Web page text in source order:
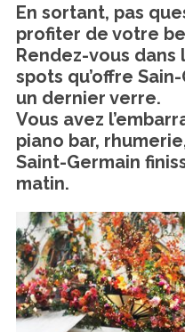
En sortant, pas
profiter de votre
Rendez-vous dans
spots qu’offre
un dernier verre.
Vous avez
piano bar,
Saint-Germain
matin.